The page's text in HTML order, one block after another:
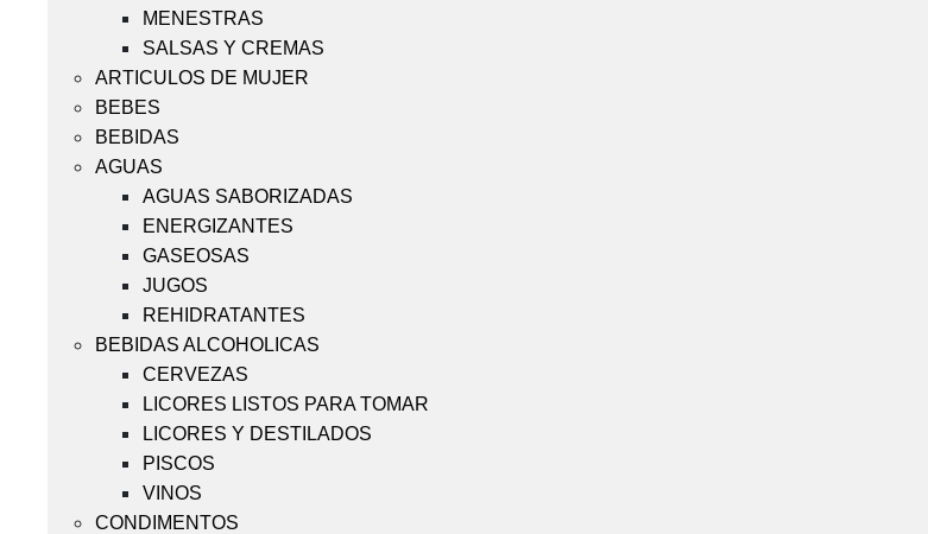
MENESTRAS
SALSAS Y CREMAS
ARTICULOS DE MUJER
BEBES
BEBIDAS
AGUAS
AGUAS SABORIZADAS
ENERGIZANTES
GASEOSAS
JUGOS
REHIDRATANTES
BEBIDAS ALCOHOLICAS
CERVEZAS
LICORES LISTOS PARA TOMAR
LICORES Y DESTILADOS
PISCOS
VINOS
CONDIMENTOS